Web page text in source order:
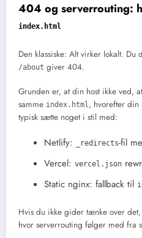
404 og serverrouting:
index.html
Den klassiske: Alt virker lokalt. Du
/about giver 404.
Grunden er, at din host ikke ved,
samme index.html, hvorefter din
typisk sætte noget i stil med:
Netlify: _redirects-fil
Vercel: vercel.json
Static nginx: fallback til
Hvis du ikke gider tænke over
hvor serverrouting følger med fra